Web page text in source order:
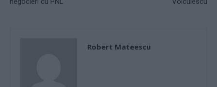
Robert Mateescu